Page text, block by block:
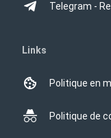
Telegram -
Links
Politique en
Politique de